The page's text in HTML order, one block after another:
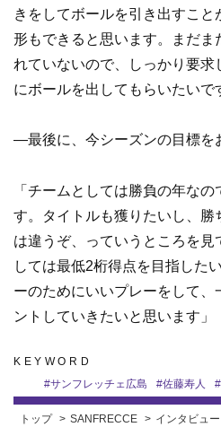
きをしてボールを引き出すこ
形もできると思います。まだま
れていないので、しっかり要求
にボールを出してもらいたいで
―最後に、今シーズンの目標を
「チームとしては勝負の年な
す。タイトルも獲りたいし、勝
は違うぞ、っていうところを見
しては最低2桁得点を目指した
ーのためにいいプレーをして
ントしていきたいと思います」
KEYWORD
#サンフレッチェ広島 #佐藤寿人 #
トップ SANFRECCE インタビュー